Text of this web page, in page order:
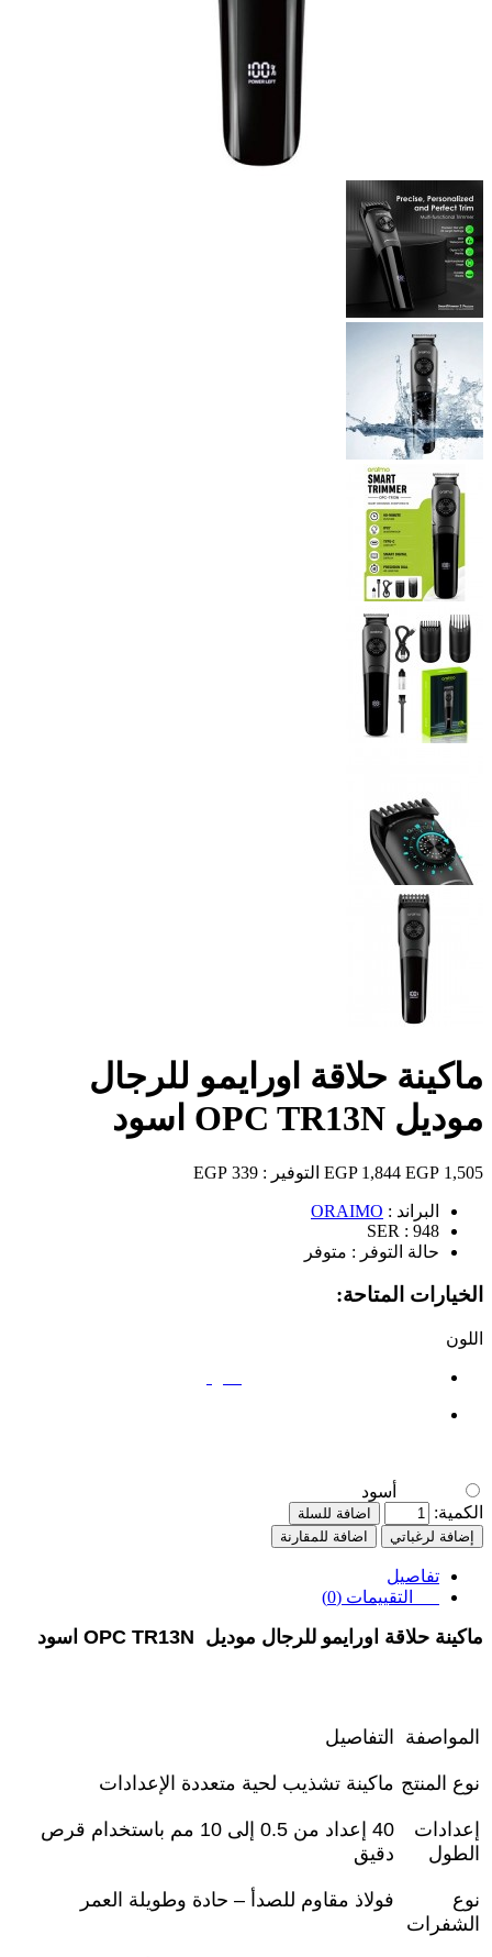
ماكينة حلاقة اورايمو للرجال
موديل OPC TR13N اسود
1,505 EGP
1,844 EGP التوفير : 339 EGP
البراند : ORAIMO
SER : 948
حالة التوفر : متوفر
الخيارات المتاحة:
اللون
أسود
الكمية:
اضافة للسلة
إضافة لرغباتي
اضافة للمقارنة
تفاصيل
التقييمات (0)
ماكينة حلاقة اورايمو للرجال موديل OPC TR13N اسود
المواصفة التفاصيل
نوع المنتج ماكينة تشذيب لحية متعددة الإعدادات
إعدادات
الطول
40
إعداد من 0.5 إلى 10 مم باستخدام قرص
دقيق
نوع
الشفرات
فولاذ مقاوم للصدأ – حادة وطويلة العمر